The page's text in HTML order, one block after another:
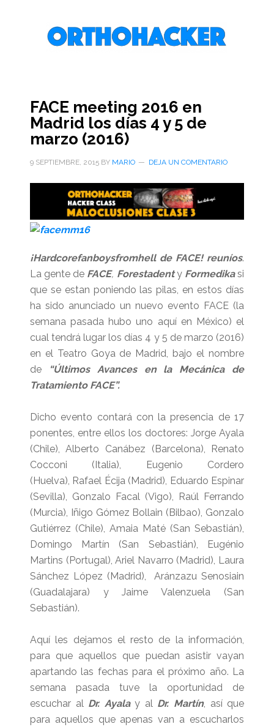
FACE meeting 2016 en
Madrid los días 4 y 5 de
marzo (2016)
9 SEPTIEMBRE, 2015BY MARIO DEJA UN COMENTARIO
¡Hardcorefanboysfromhell de FACE! reuníos.
La gente de FACE, ForestadentyFormedika si
que se estan poniendo las pilas, en estos días
ha sido anunciado un nuevo evento FACE (la
semana pasada hubo uno aquí en México) el
cual tendrá lugar los días 4 y 5 de marzo (2016)
en el Teatro Goya de Madrid, bajo el nombre
de
“Últimos Avances en la Mecánica de
Tratamiento FACE”.
Dicho evento contará con la presencia de 17
ponentes, entre ellos los doctores: Jorge Ayala
(Chile),Alberto Canábez (Barcelona), Renato
Cocconi (Italia),
Eugenio Cordero
(Huelva), Rafael Écija (Madrid), Eduardo Espinar
(Sevilla), Gonzalo Facal (Vigo),
Raúl Ferrando
(Murcia), Iñigo Gómez Bollain (Bilbao), Gonzalo
Gutiérrez (Chile), Amaia Maté (San Sebastián),
Domingo Martín (San Sebastián), Eugénio
Martins (Portugal),Ariel Navarro (Madrid), Laura
Sánchez López (Madrid), Aránzazu Senosiain
(Guadalajara) y Jaime Valenzuela (San
Sebastián).
Aquí les dejamos el resto de la información,
para que aquellos que puedan asistir vayan
apartando las fechas para el próximo año. La
semana pasada tuve la oportunidad de
escuchar al Dr. Ayalay al Dr. Martín, así que
para aquellos que apenas van a escucharlos